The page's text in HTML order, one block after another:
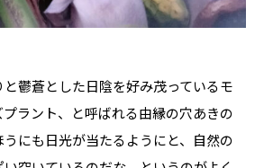
鬱蒼とした日陰を好み茂っているモ
ラント、と呼ばれる由縁の穴あきの
にも日光が当たるようにと、自然の